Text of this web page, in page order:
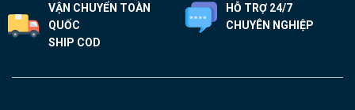
VẬN CHUYỂN TOÀN
QUỐC
SHIP COD
HỖ TRỢ 24/7
CHUYÊN NGHIỆP